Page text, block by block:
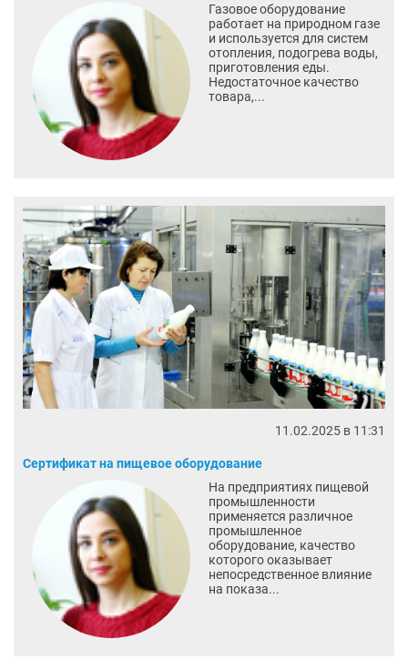
Газовое оборудование
работает на природном газе
и используется для систем
отопления, подогрева воды,
приготовления еды.
Недостаточное качество
товара,...
11.02.2025 в 11:31
Сертификат на пищевое оборудование
На предприятиях пищевой
промышленности
применяется различное
промышленное
оборудование, качество
которого оказывает
непосредственное влияние
на показа...